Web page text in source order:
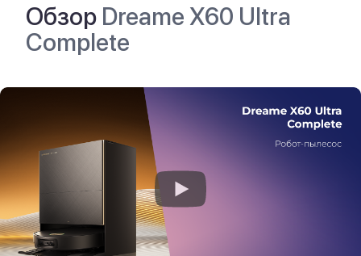
Обзор Dreame X60 Ultra
Complete